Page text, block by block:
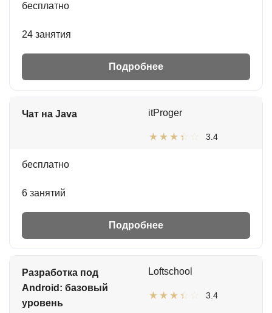
бесплатно
24 занятия
Подробнее
Чат на Java itProger
3.4
бесплатно
6 занятий
Подробнее
Разработка под
Android: базовый
уровень
Loftschool
3.4